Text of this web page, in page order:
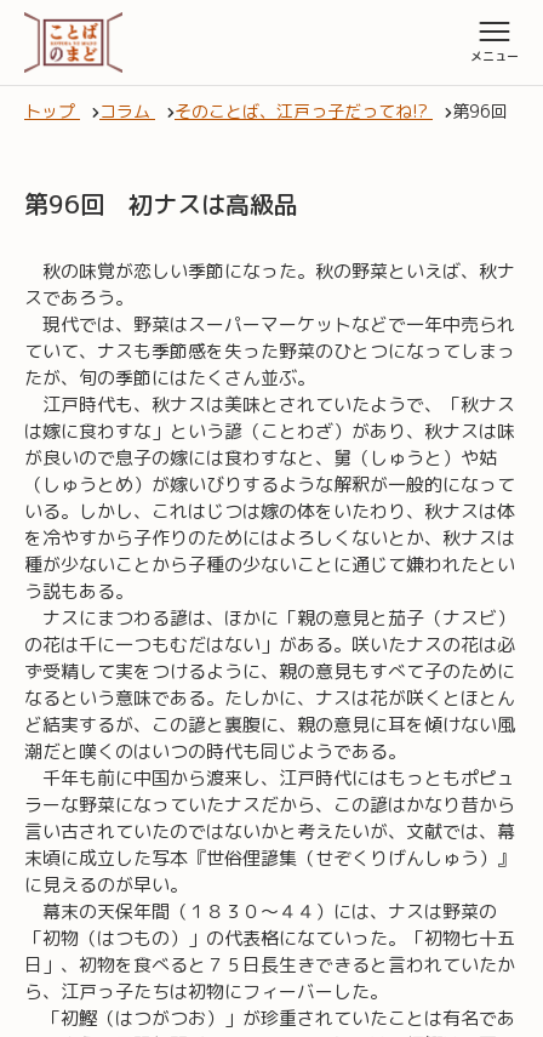
トップ コラム そのことば、江戸っ子だってね!? 第96回 初
第96回 初ナスは高級品
秋の味覚が恋しい季節になった。秋の野菜といえば、秋ナ
スであろう。
現代では、野菜はスーパーマーケットなどで一年中売られ
ていて、ナスも季節感を失った野菜のひとつになってしまっ
たが、旬の季節にはたくさん並ぶ。
江戸時代も、秋ナスは美味とされていたようで、「秋ナス
は嫁に食わすな」という諺（ことわざ）があり、秋ナスは味
が良いので息子の嫁には食わすなと、舅（しゅうと）や姑
（しゅうとめ）が嫁いびりするような解釈が一般的になって
いる。しかし、これはじつは嫁の体をいたわり、秋ナスは体
を冷やすから子作りのためにはよろしくないとか、秋ナスは
種が少ないことから子種の少ないことに通じて嫌われたとい
う説もある。
ナスにまつわる諺は、ほかに「親の意見と茄子（ナスビ）
の花は千に一つもむだはない」がある。咲いたナスの花は必
ず受精して実をつけるように、親の意見もすべて子のために
なるという意味である。たしかに、ナスは花が咲くとほとん
ど結実するが、この諺と裏腹に、親の意見に耳を傾けない風
潮だと嘆くのはいつの時代も同じようである。
千年も前に中国から渡来し、江戸時代にはもっともポピュ
ラーな野菜になっていたナスだから、この諺はかなり昔から
言い古されていたのではないかと考えたいが、文献では、幕
末頃に成立した写本『世俗俚諺集（せぞくりげんしゅう）』
に見えるのが早い。
幕末の天保年間（１８３０～４４）には、ナスは野菜の
「初物（はつもの）」の代表格になていった。「初物七十五
日」、初物を食べると７５日長生きできると言われていたか
ら、江戸っ子たちは初物にフィーバーした。
「初鰹（はつがつお）」が珍重されていたことは有名であ